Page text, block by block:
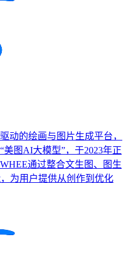
动的绘画与图片生成平台，
图AI大模型”，于2023年正
通过整合文生图、图生
为用户提供从创作到优化